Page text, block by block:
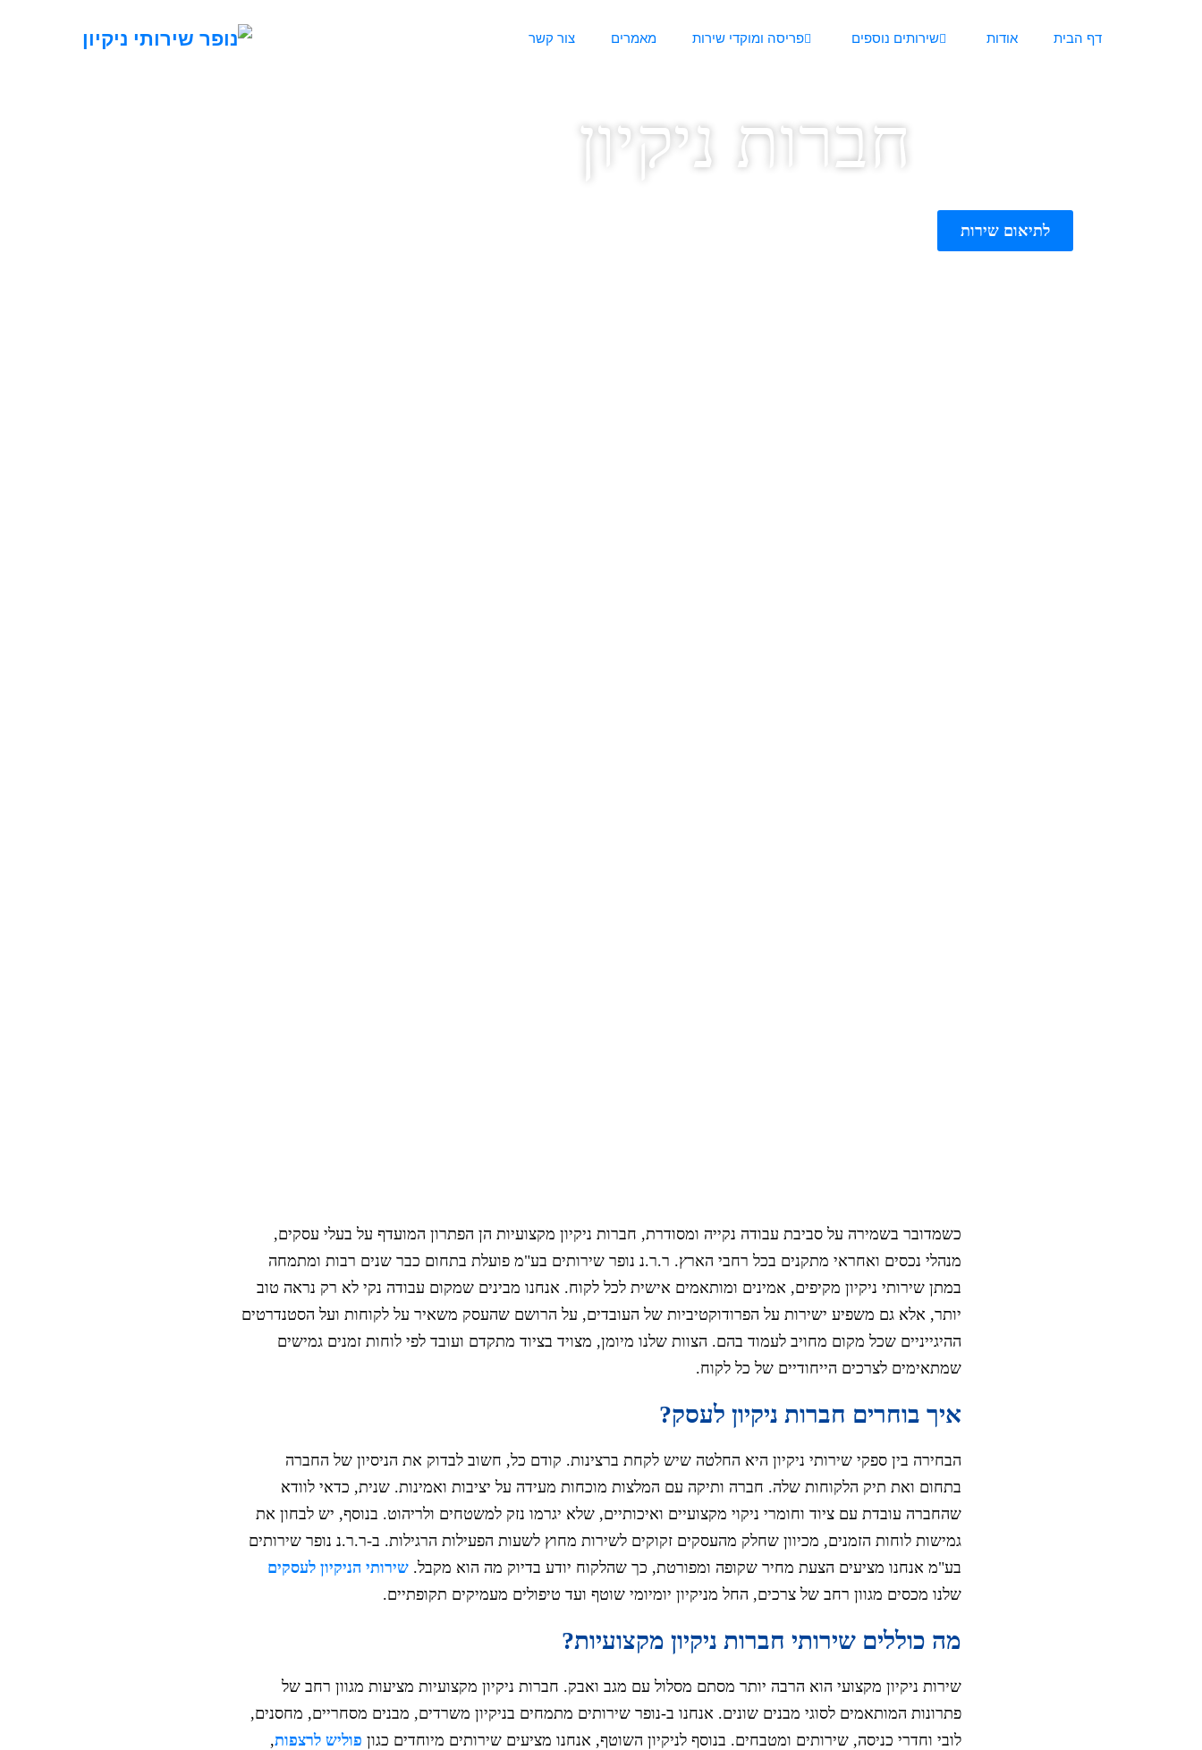
דף הבית אודות שירותים נוספים פריסה ומוקדי שירות מאמרים צור קשר
חברות ניקיון
לתיאום שירות
כשמדובר בשמירה על סביבת עבודה נקייה ומסודרת, חברות ניקיון מקצועיות הן הפתרון המועדף על בעלי עסקים,
מנהלי נכסים ואחראי מתקנים בכל רחבי הארץ. ר.ר.נ נופר שירותים בע"מ פועלת בתחום כבר שנים רבות ומתמחה
במתן שירותי ניקיון מקיפים, אמינים ומותאמים אישית לכל לקוח. אנחנו מבינים שמקום עבודה נקי לא רק נראה טוב
יותר, אלא גם משפיע ישירות על הפרודוקטיביות של העובדים, על הרושם שהעסק משאיר על לקוחות ועל הסטנדרטים
ההיגייניים שכל מקום מחויב לעמוד בהם. הצוות שלנו מיומן, מצויד בציוד מתקדם ועובד לפי לוחות זמנים גמישים
שמתאימים לצרכים הייחודיים של כל לקוח.
איך בוחרים חברות ניקיון לעסק?
הבחירה בין ספקי שירותי ניקיון היא החלטה שיש לקחת ברצינות. קודם כל, חשוב לבדוק את הניסיון של החברה
בתחום ואת תיק הלקוחות שלה. חברה ותיקה עם המלצות מוכחות מעידה על יציבות ואמינות. שנית, כדאי לוודא
שהחברה עובדת עם ציוד וחומרי ניקוי מקצועיים ואיכותיים, שלא יגרמו נזק למשטחים ולריהוט. בנוסף, יש לבחון את
גמישות לוחות הזמנים, מכיוון שחלק מהעסקים זקוקים לשירות מחוץ לשעות הפעילות הרגילות. ב-ר.ר.נ נופר שירותים
בע"מ אנחנו מציעים הצעת מחיר שקופה ומפורטת, כך שהלקוח יודע בדיוק מה הוא מקבל. שירותי הניקיון לעסקים
שלנו מכסים מגוון רחב של צרכים, החל מניקיון יומיומי שוטף ועד טיפולים מעמיקים תקופתיים.
מה כוללים שירותי חברות ניקיון מקצועיות?
שירות ניקיון מקצועי הוא הרבה יותר מסתם מסלול עם מגב ואבק. חברות ניקיון מקצועיות מציעות מגוון רחב של
פתרונות המותאמים לסוגי מבנים שונים. אנחנו ב-נופר שירותים מתמחים בניקיון משרדים, מבנים מסחריים, מחסנים,
לובי וחדרי כניסה, שירותים ומטבחים. בנוסף לניקיון השוטף, אנחנו מציעים שירותים מיוחדים כגון פוליש לרצפות,